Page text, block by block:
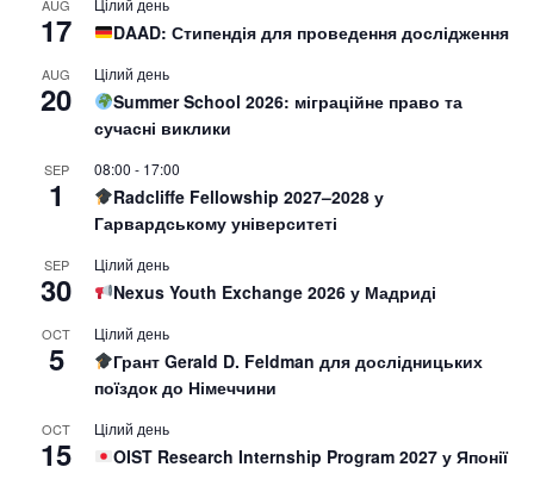
AUG
17 DAAD: Стипендія для проведення дослідження
AUG
20
Цілий день
Summer School 2026: міграційне право та
сучасні виклики
SEP
1
08:00 - 17:00
Radcliffe Fellowship 2027–2028 у
Гарвардському університеті
SEP
30
Цілий день
Nexus Youth Exchange 2026 у Мадриді
OCT
5
Цілий день
Грант Gerald D. Feldman для дослідницьких
поїздок до Німеччини
OCT
15
Цілий день
OIST Research Internship Program 2027 у Японії